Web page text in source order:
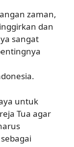
zaman,
dan
sangat
untuk
Tua agar